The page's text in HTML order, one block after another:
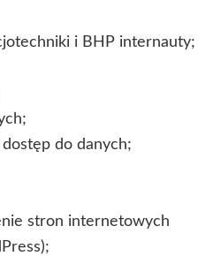
i BHP internauty;
do danych;
stron internetowych